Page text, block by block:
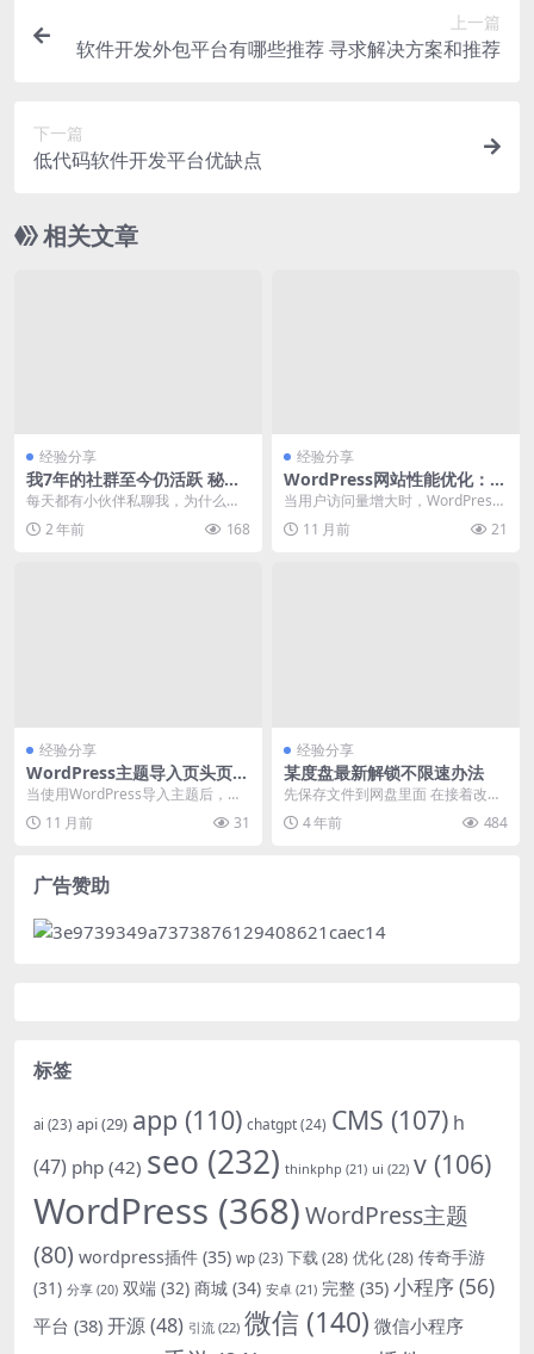
上一篇
软件开发外包平台有哪些推荐 寻求解决方案和推荐
下一篇
低代码软件开发平台优缺点
相关文章
经验分享
我7年的社群至今仍活跃 秘密
就这几点
每天都有小伙伴私聊我，为什么懂
懂老师的群一直这么活跃，我的群
要么死气沉沉，要么沦...
2 年前 168
经验分享
WordPress网站性能优化：如
何解决5.9版本下数据库查询慢
的问题
当用户访问量增大时，WordPress
5.9版本网站出现数据库查询慢，导
致页面...
11 月前 21
经验分享
WordPress主题导入页头页尾
不显示 解决方案
当使用WordPress导入主题后，发
现页头(header)和页尾(footer...
11 月前 31
经验分享
某度盘最新解锁不限速办法
先保存文件到网盘里面 在接着改后
缀名.txt 在下载不限速就可以了
4 年前 484
广告赞助
标签
ai (23) api(29) app (110) chatgpt(24) CMS (107) h
(47) php (42) seo (232) thinkphp (21) ui (22) v (106)
WordPress (368)WordPress主题
(80) wordpress插件 (35) wp (23) 下载(28) 优化(28) 传奇手游
(31) 分享 (20) 双端 (32) 商城 (34) 安卓 (21) 完整 (35) 小程序(56)
平台 (38) 开源(48) 引流 (22) 微信 (140) 微信小程序